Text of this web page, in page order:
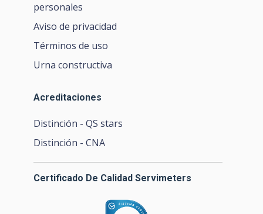
personales
Aviso de privacidad
Términos de uso
Urna constructiva
Acreditaciones
Distinción - QS stars
Distinción - CNA
Certificado De Calidad Servimeters